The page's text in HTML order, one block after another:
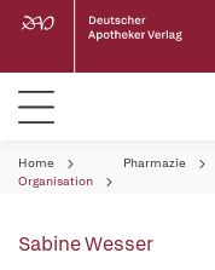
Home Pharmazie
Organisation
Sabine Wesser